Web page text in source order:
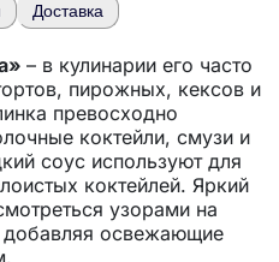
Доставка
– в кулинарии его часто
пирожных, кексов и
превосходно
коктейли, смузи и
соус используют для
коктейлей. Яркий
узорами на
добавляя освежающие